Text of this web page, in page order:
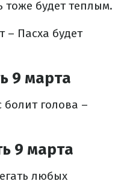
тоже будет теплым.
– Пасха будет
9 марта
болит голова –
9 марта
любых